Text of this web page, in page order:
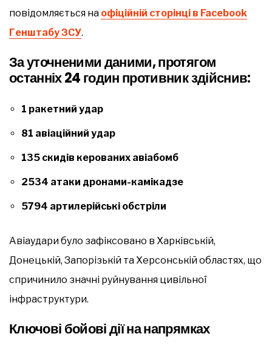
повідомляється на офіційній сторінці в Facebook
Генштабу ЗСУ.
За уточненими даними, протягом
останніх 24 годин противник здійснив:
1 ракетний удар
81 авіаційний удар
135 скидів керованих авіабомб
2534 атаки дронами-камікадзе
5794 артилерійські обстріли
Авіаудари було зафіксовано в Харківській,
Донецькій, Запорізькій та Херсонській областях, що
спричинило значні руйнування цивільної
інфраструктури.
Ключові бойові дії на напрямках